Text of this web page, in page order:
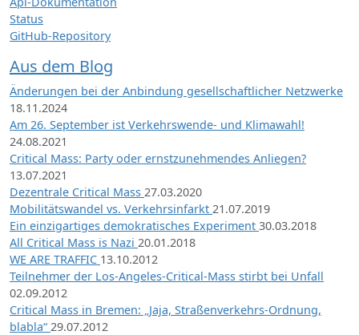
Status
GitHub-Repository
Aus dem Blog
Änderungen bei der Anbindung gesellschaftlicher Netzwerke
18.11.2024
Am 26. September ist Verkehrswende- und Klimawahl!
24.08.2021
Critical Mass: Party oder ernstzunehmendes Anliegen?
13.07.2021
Dezentrale Critical Mass 27.03.2020
Mobilitätswandel vs. Verkehrsinfarkt 21.07.2019
Ein einzigartiges demokratisches Experiment 30.03.2018
All Critical Mass is Nazi 20.01.2018
WE ARE TRAFFIC 13.10.2012
Teilnehmer der Los-Angeles-Critical-Mass stirbt bei Unfall
02.09.2012
Critical Mass in Bremen: „Jaja, Straßenverkehrs-Ordnung,
blabla“ 29.07.2012